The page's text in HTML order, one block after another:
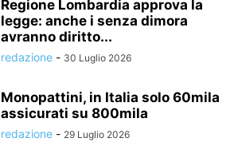
Regione Lombardia approva la
legge: anche i senza dimora
avranno diritto...
redazione - 30 Luglio 2026
Monopattini, in Italia solo 60mila
assicurati su 800mila
redazione - 29 Luglio 2026